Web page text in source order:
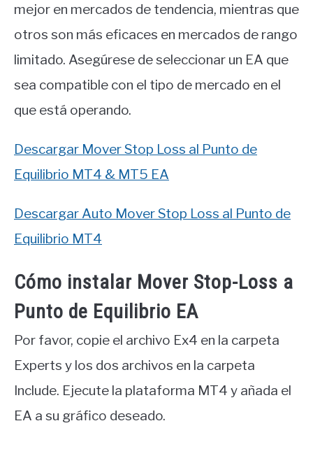
mejor en mercados de tendencia, mientras que
otros son más eficaces en mercados de rango
limitado. Asegúrese de seleccionar un EA que
sea compatible con el tipo de mercado en el
que está operando.
Descargar Mover Stop Loss al Punto de
Equilibrio MT4 & MT5 EA
Descargar Auto Mover Stop Loss al Punto de
Equilibrio MT4
Cómo instalar Mover Stop-Loss a
Punto de Equilibrio EA
Por favor, copie el archivo Ex4 en la carpeta
Experts y los dos archivos en la carpeta
Include. Ejecute la plataforma MT4 y añada el
EA a su gráfico deseado.